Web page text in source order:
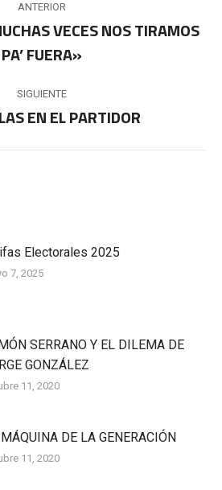
ANTERIOR
anterior:
VECES NOS TIRAMOS
PA’ FUERA»
SIGUIENTE
Publicación
EN EL PARTIDOR
Electorales 2025
7, 2025
SERRANO Y EL DILEMA DE
GONZÁLEZ
11, 2020
DE LA GENERACIÓN
11, 2020